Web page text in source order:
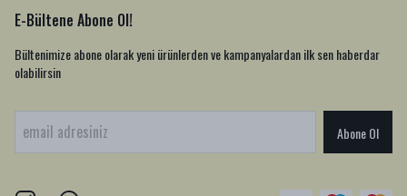
E-Bültene Abone Ol!
Bültenimize abone olarak yeni ürünlerden ve kampanyalardan ilk sen haberdar
olabilirsin
Abone Ol